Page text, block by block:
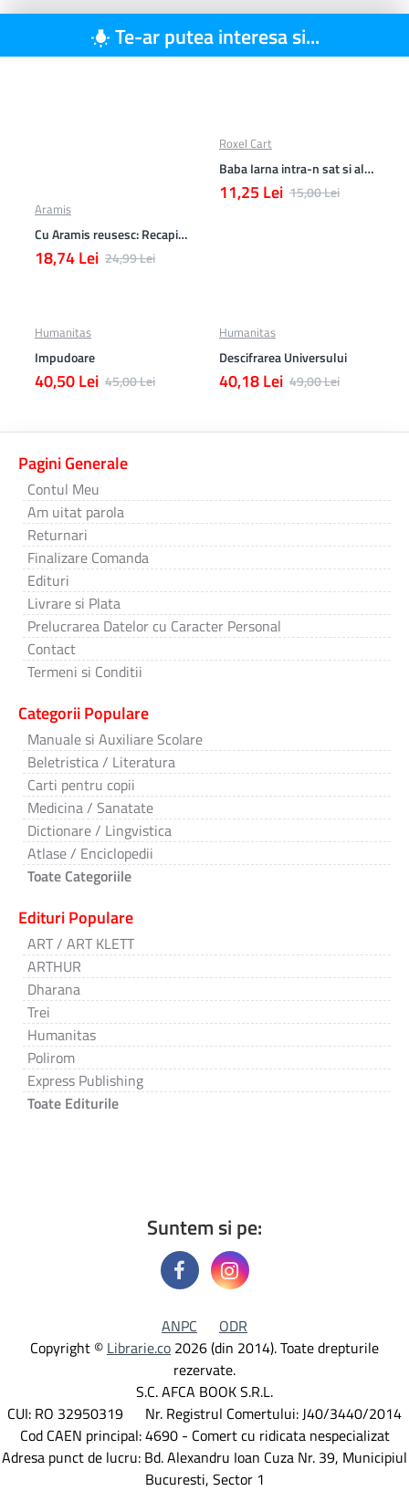
Te-ar putea interesa si...
Aramis
Cu Aramis reusesc: Recapitulare si evaluare - Clasa a 4-a (Matematica, Stiinte ale naturii si Educatie civica)
18,74 Lei 24,99 Lei
Roxel Cart
Baba Iarna intra-n sat si alte poezii
11,25 Lei 15,00 Lei
Humanitas
Impudoare
40,50 Lei 45,00 Lei
Humanitas
Descifrarea Universului
40,18 Lei 49,00 Lei
Pagini Generale
Contul Meu
Am uitat parola
Returnari
Finalizare Comanda
Edituri
Livrare si Plata
Prelucrarea Datelor cu Caracter Personal
Contact
Termeni si Conditii
Categorii Populare
Manuale si Auxiliare Scolare
Beletristica / Literatura
Carti pentru copii
Medicina / Sanatate
Dictionare / Lingvistica
Atlase / Enciclopedii
Toate Categoriile
Edituri Populare
ART / ART KLETT
ARTHUR
Dharana
Trei
Humanitas
Polirom
Express Publishing
Toate Editurile
Suntem si pe:
ANPC
ODR
Copyright © Librarie.co 2026 (din 2014). Toate drepturile
rezervate.
S.C. AFCA BOOK S.R.L.
CUI: RO 32950319 Nr. Registrul Comertului: J40/3440/2014
Cod CAEN principal: 4690 - Comert cu ridicata nespecializat
Adresa punct de lucru: Bd. Alexandru Ioan Cuza Nr. 39, Municipiul
Bucuresti, Sector 1